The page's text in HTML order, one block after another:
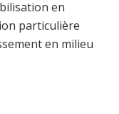
en
particulière
en milieu